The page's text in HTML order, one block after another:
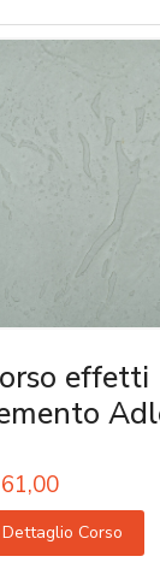
effetti
61,00
Dettaglio Corso